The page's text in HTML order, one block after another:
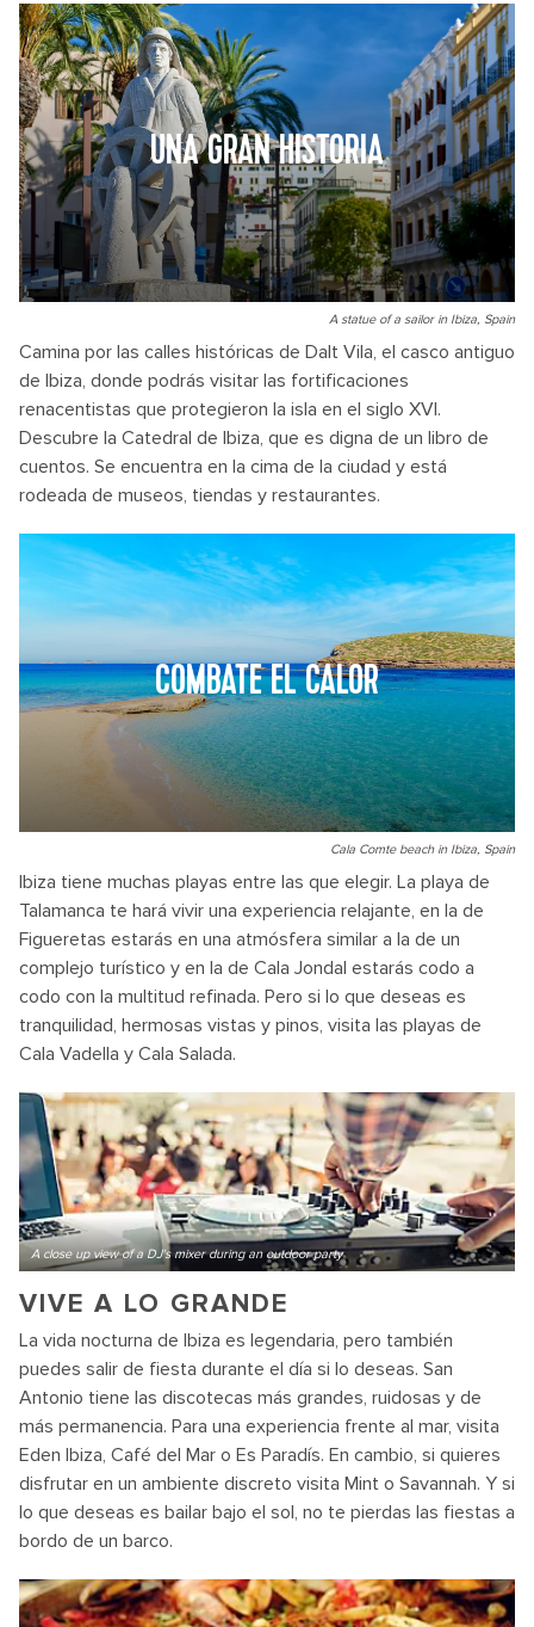
UNA GRAN HISTORIA
A statue of a sailor in Ibiza, Spain
Camina por las calles históricas de Dalt Vila, el casco antiguo
de Ibiza, donde podrás visitar las fortificaciones
renacentistas que protegieron la isla en el siglo XVI.
Descubre la Catedral de Ibiza, que es digna de un libro de
cuentos. Se encuentra en la cima de la ciudad y está
rodeada de museos, tiendas y restaurantes.
COMBATE EL CALOR
Cala Comte beach in Ibiza, Spain
Ibiza tiene muchas playas entre las que elegir. La playa de
Talamanca te hará vivir una experiencia relajante, en la de
Figueretas estarás en una atmósfera similar a la de un
complejo turístico y en la de Cala Jondal estarás codo a
codo con la multitud refinada. Pero si lo que deseas es
tranquilidad, hermosas vistas y pinos, visita las playas de
Cala Vadella y Cala Salada.
A close up view of a DJ's mixer during an outdoor party
VIVE A LO GRANDE
La vida nocturna de Ibiza es legendaria, pero también
puedes salir de fiesta durante el día si lo deseas. San
Antonio tiene las discotecas más grandes, ruidosas y de
más permanencia. Para una experiencia frente al mar, visita
Eden Ibiza, Café del Mar o Es Paradís. En cambio, si quieres
disfrutar en un ambiente discreto visita Mint o Savannah. Y si
lo que deseas es bailar bajo el sol, no te pierdas las fiestas a
bordo de un barco.